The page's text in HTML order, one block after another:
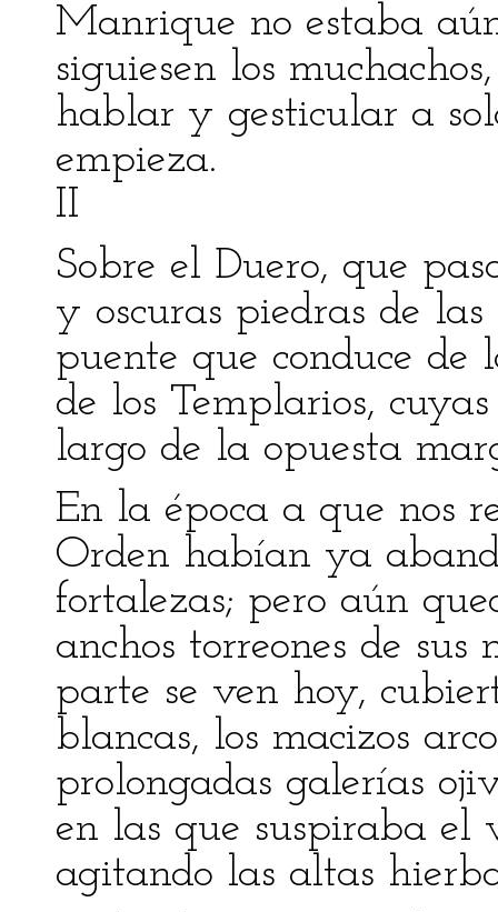
Manrique no estaba
siguiesen los
hablar y gesticular a
empieza.
II
Sobre el Duero, que
y oscuras piedras de
puente que conduce
de los Templarios,
largo de la opuesta
En la época a que nos
Orden habían ya
fortalezas; pero aún
anchos torreones de
parte se ven hoy,
blancas, los macizos
prolongadas galerías
en las que suspiraba el
agitando las altas